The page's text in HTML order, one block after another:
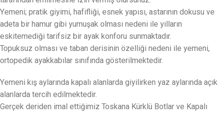
Yemeni; pratik giyimi, hafifliği, esnek yapısı, astarının dokusu ve
adeta bir hamur gibi yumuşak olması nedeni ile yılların
eskitemediği tarifsiz bir ayak konforu sunmaktadır.
Topuksuz olması ve taban derisinin özelliği nedeni ile yemeni,
ortopedik ayakkabılar sınıfında gösterilmektedir.
Yemeni kış aylarında kapalı alanlarda giyilirken yaz aylarında açık
alanlarda tercih edilmektedir.
Gerçek deriden imal ettiğimiz Toskana Kürklü Botlar ve Kapalı